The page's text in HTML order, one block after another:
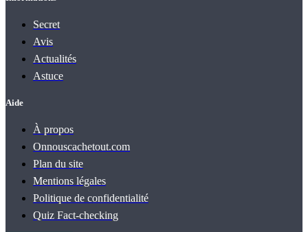
Secret
Avis
Actualités
Astuce
Aide
À propos
Onnouscachetout.com
Plan du site
Mentions légales
Politique de confidentialité
Quiz Fact‑checking